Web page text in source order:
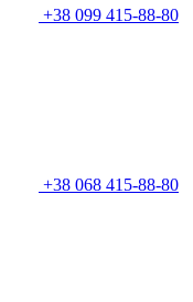
+38 099 415-88-80
+38 068 415-88-80